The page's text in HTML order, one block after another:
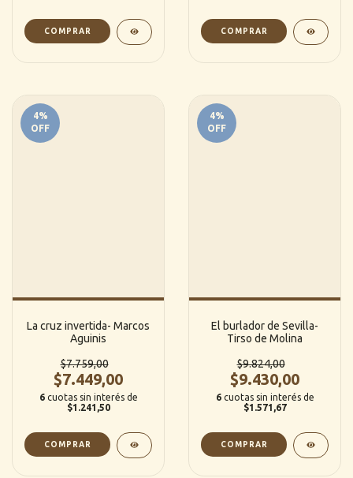
4%
OFF
La cruz invertida- Marcos
Aguinis
$7.759,00
$7.449,00
6 cuotas sin interés de
$1.241,50
4%
OFF
El burlador de Sevilla-
Tirso de Molina
$9.824,00
$9.430,00
6 cuotas sin interés de
$1.571,67